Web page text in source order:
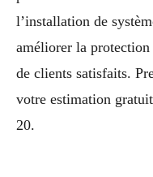
l’installation de
améliorer la protection
de clients satisfaits.
votre estimation
20.